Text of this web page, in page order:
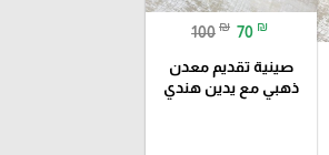
100 ₪ 70 ₪
صينية تقديم معدن
ذهبي مع يدين هندي